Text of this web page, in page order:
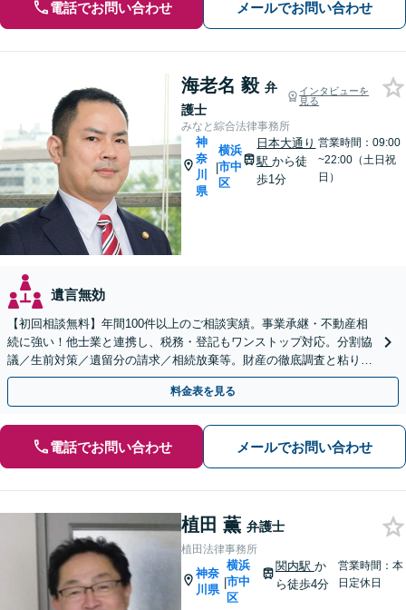
電話でお問い合わせ メールでお問い合わせ
海老名 毅 弁
護士
インタビューを
見る
みなと綜合法律事務所
神
奈
川
県
|
横浜
市中
区
日本大通り
駅から徒
歩1分
営業時間：09:00
~22:00（土日祝
日）
遺言無効
【初回相談無料】年間100件以上のご相談実績。事業承継・不動産相
続に強い！他士業と連携し、税務・登記もワンストップ対応。分割協
議／生前対策／遺留分の請求／相続放棄等。財産の徹底調査と粘り強
い交渉により、最善の解決へ【日本大通り駅2分】
料金表を見る
電話でお問い合わせ メールでお問い合わせ
植田 薫 弁護士
植田法律事務所
神奈
川県
|
横浜
市中
区
関内駅 か
ら徒歩4分
営業時間：本
日定休日